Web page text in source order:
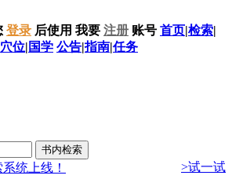
登录 后使用 我要 注册 账号 首页|检索|
穴位| 国学 公告|指南|任务
统上线！ >试一试